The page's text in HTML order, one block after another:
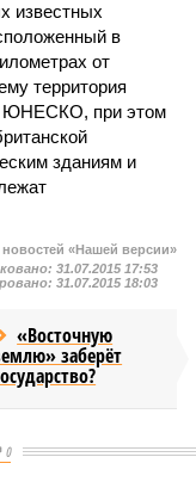
известных
в
от
территория
ЮНЕСКО, при этом
зданиям и
«Нашей версии»
31.07.2015 17:53
31.07.2015 18:03
«Восточную
заберёт
0